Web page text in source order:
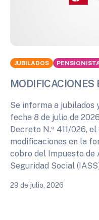
JUBILADOS
MODIFICACIONES
Se informa a jubilados
fecha 8 de julio de
Decreto N.º 411/026,
modificaciones en la
cobro del Impuesto de
Seguridad Social
29 de julio, 2026